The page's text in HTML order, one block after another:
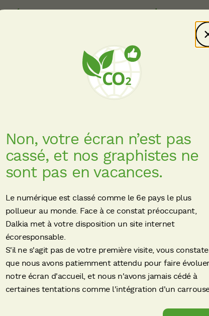
Non, votre écran n’est pas
cassé, et nos graphistes ne
sont pas en vacances.
Le numérique est classé comme le 6e pays le plus
pollueur au monde. Face à ce constat préoccupant,
Dalkia met à votre disposition un site internet
écoresponsable.
S'il ne s'agit pas de votre première visite, vous
que nous avons patiemment attendu pour faire évoluer
notre écran d'accueil, et nous n'avons jamais cédé à
certaines tentations comme l'intégration d'un
des
CVC :
parce
riche
agit
le
des
–
a…
Rattaché à
travail
domaines –
traitement de
j’agis au
tout fonctionne
parfaitement.
capable
être…
VOIR PLUS
Antoni,
Technicien CVC